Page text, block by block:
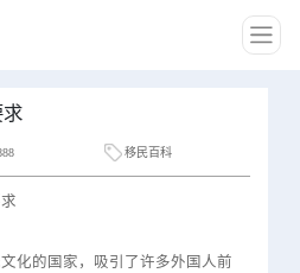
移民百科
化的国家，吸引了许多外国人前